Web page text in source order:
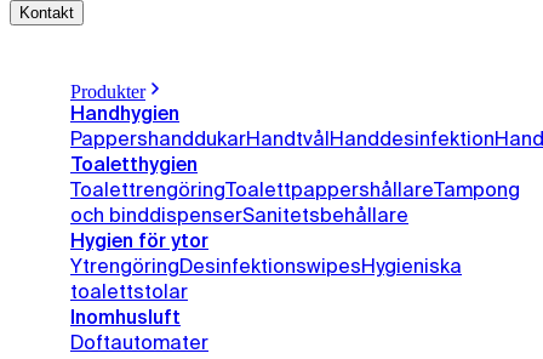
Kontakt
Produkter
Handhygien
PappershanddukarHandtvål Handdesinfektion
Toaletthygien
Toalettrengöring Toalettpappershållare Tampong
och binddispenserSanitetsbehållare
Hygien för ytor
YtrengöringDesinfektionswipesHygieniska
toalettstolar
Inomhusluft
Doftautomater